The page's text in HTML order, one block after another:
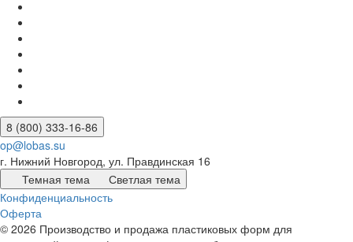
8 (800) 333-16-86
op@lobas.su
г. Нижний Новгород, ул. Правдинская 16
Темная тема
Светлая тема
Конфиденциальность
Оферта
© 2026 Производство и продажа пластиковых форм для